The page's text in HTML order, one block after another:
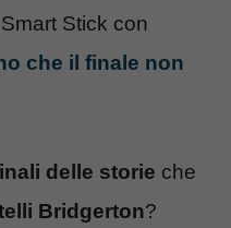
Stick con
che il finale non
delle storie che
Bridgerton?